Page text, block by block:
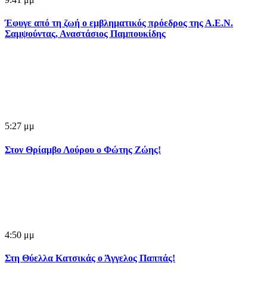
Έφυγε από τη ζωή ο εμβληματικός πρόεδρος της Α.Ε.Ν.
Σαμψούντας, Αναστάσιος Παμπουκίδης
5:27 μμ
Στον Θρίαμβο Λούρου ο Φώτης Ζώης!
4:50 μμ
Στη Θύελλα Κατσικάς ο Άγγελος Παππάς!